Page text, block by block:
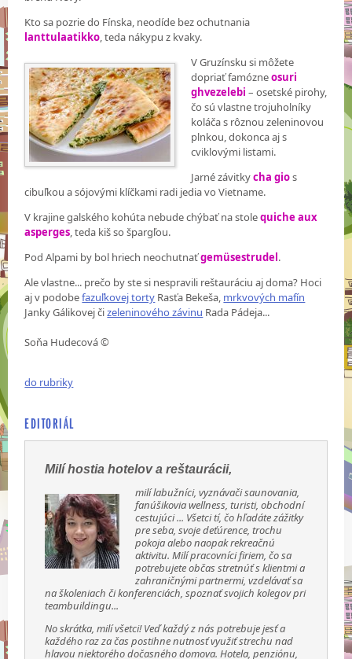
Kto sa pozrie do Fínska, neodíde bez ochutnania
lanttulaatikko, teda nákypu z kvaky.
V Gruzínsku si môžete
dopriať famózneosuri
ghvezelebi– osetské pirohy,
čo sú vlastne trojuholníky
koláča s rôznou zeleninovou
plnkou, dokonca aj s
cviklovými listami.
Jarné závitkycha gios
cibuľkou a sójovými klíčkami radi jedia vo Vietname.
V krajine galského kohúta nebude chýbať na stolequiche aux
asperges, teda kiš so špargľou.
Pod Alpami by bol hriech neochutnaťgemüsestrudel.
Ale vlastne... prečo by ste si nespravili reštauráciu aj doma? Hoci
aj v podobefazuľkovej torty Rasťa Bekeša, mrkvových mafín
Janky Gálikovej čizeleninového závinu Rada Pádeja...
Soňa Hudecová ©
do rubriky
EDITORIÁL
Milí hostia hotelov a reštaurácii,
milí labužníci, vyznávači saunovania,
fanúšikovia wellness, turisti, obchodní
cestujúci ... Všetci tí, čo hľadáte zážitky
pre seba, svoje deťúrence, trochu
pokoja alebo naopak rekreačnú
aktivitu. Milí pracovníci firiem, čo sa
potrebujete občas stretnúť s klientmi a
zahraničnými partnermi, vzdelávať sa
na školeniach či konferenciách, spoznať svojich kolegov pri
teambuildingu...
No skrátka, milí všetci! Veď každý z nás potrebuje jesť a
každého raz za čas postihne nutnosť využiť strechu nad
hlavou niektorého dočasného domova. Hotela, penziónu,